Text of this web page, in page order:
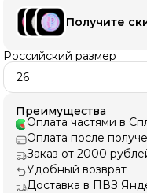
Получите
Российский размер
26
Преимущества
Оплата частями в
Оплата после
Заказ от 2000
Удобный возврат
Доставка в ПВЗ